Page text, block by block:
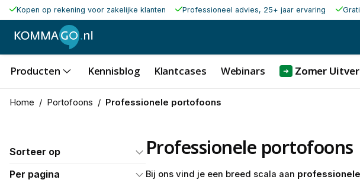
Kopen op rekening voor zakelijke klanten Professioneel advies, 25+ jaar ervaring
Producten Kennisblog Klantcases Webinars ➜ Zomer
Home / Portofoons / Professionele portofoons
Sorteer op
Per pagina
Professionele portofoons
Bij ons vind je een breed scala aan